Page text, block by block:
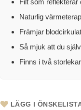
Filt som reflekterar
Naturlig
Främjar
Så mjuk att du
Finns i två storlekar
LÄGG I